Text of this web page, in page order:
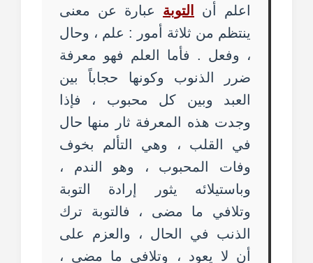
اعلم أن التوبة عبارة عن معنى
ينتظم من ثلاثة أمور : علم ، وحال
، وفعل . فأما العلم فهو معرفة
ضرر الذنوب وكونها حجاباً بين
العبد وبين كل محبوب ، فإذا
وجدت هذه المعرفة ثار منها حال
في القلب ، وهي التألم بخوف
وفات المحبوب ، وهو الندم ،
وباستيلائه يثور إرادة التوبة
وتلافي ما مضى ، فالتوبة ترك
الذنب في الحال ، والعزم على
أن لا يعود ، وتلافي ما مضى ،